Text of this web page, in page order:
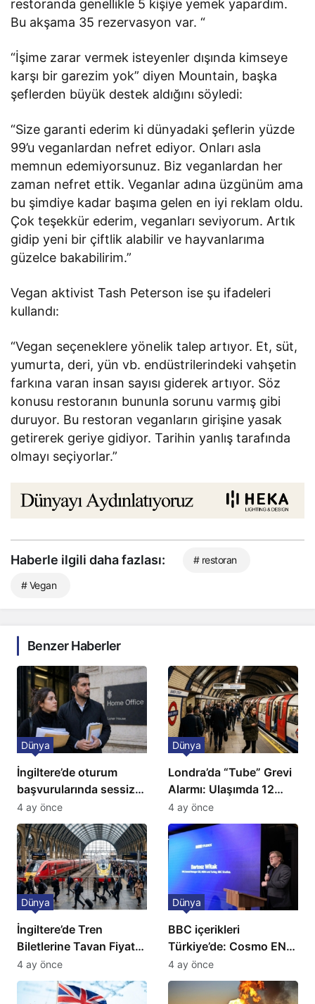
restoranda genellikle 5 kişiye yemek yapardım.
Bu akşama 35 rezervasyon var. “
“İşime zarar vermek isteyenler dışında kimseye
karşı bir garezim yok” diyen Mountain, başka
şeflerden büyük destek aldığını söyledi:
“Size garanti ederim ki dünyadaki şeflerin yüzde
99’u veganlardan nefret ediyor. Onları asla
memnun edemiyorsunuz. Biz veganlardan her
zaman nefret ettik. Veganlar adına üzgünüm ama
bu şimdiye kadar başıma gelen en iyi reklam oldu.
Çok teşekkür ederim, veganları seviyorum. Artık
gidip yeni bir çiftlik alabilir ve hayvanlarıma
güzelce bakabilirim.”
Vegan aktivist Tash Peterson ise şu ifadeleri
kullandı:
“Vegan seçeneklere yönelik talep artıyor. Et, süt,
yumurta, deri, yün vb. endüstrilerindeki vahşetin
farkına varan insan sayısı giderek artıyor. Söz
konusu restoranın bununla sorunu varmış gibi
duruyor. Bu restoran veganların girişine yasak
getirerek geriye gidiyor. Tarihin yanlış tarafında
olmayı seçiyorlar.”
Haberle ilgili daha fazlası: # restoran
# Vegan
Benzer Haberler
İngiltere’de oturum
başvurularında sessiz
kriz: Büyükelçilikten
açıklama!
Dünya
4 ay önce
Londra’da “Tube” Grevi
Alarmı: Ulaşımda 12
Günlük Kaos Kapıda
Dünya
4 ay önce
İngiltere’de Tren
Biletlerine Tavan Fiyat:
Ulaşımda Yeni
Düzenleme
Dünya
4 ay önce
BBC içerikleri
Türkiye’de: Cosmo EN
ve BBC Player yayında
Dünya
4 ay önce